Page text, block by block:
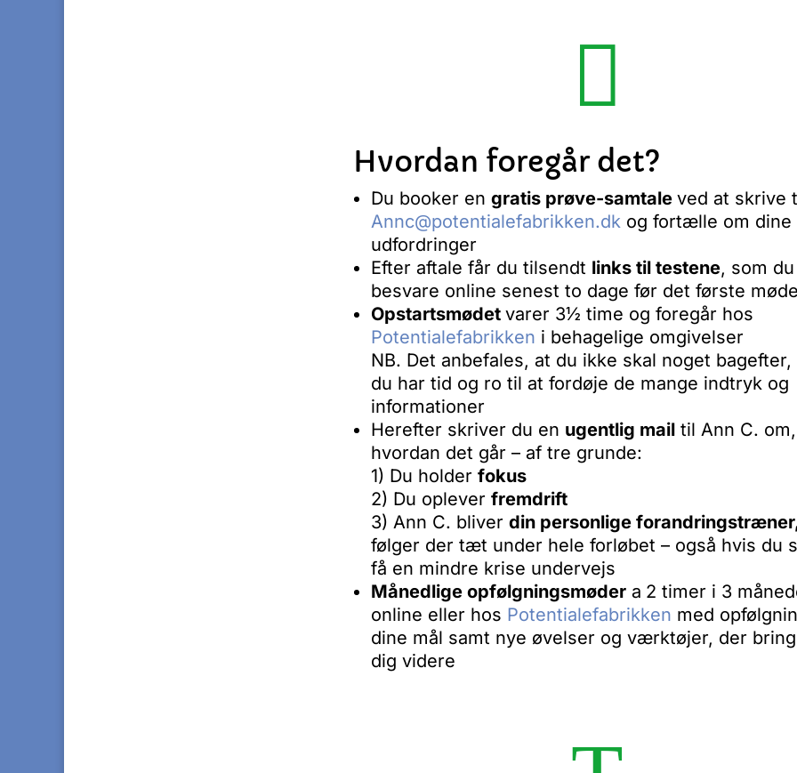

Hvordan foregår det?
Du booker en gratis prøve-samtale ved at skrive
Annc@potentialefabrikken.dk og fortælle om dine
udfordringer
Efter aftale får du tilsendt links til testene, som
besvare online senest to dage før det første
Opstartsmødet varer 3½ time og foregår hos
Potentialefabrikken i behagelige omgivelser
NB. Det anbefales, at du ikke skal noget bagefter,
du har tid og ro til at fordøje de mange indtryk og
informationer
Herefter skriver du en ugentlig mailtil Ann C. om,
hvordan det går – af tre grunde:
1) Du holder fokus
2) Du oplever fremdrift
3) Ann C. bliver din personlige
følger der tæt under hele forløbet – også hvis du
få en mindre krise undervejs
Månedlige opfølgningsmødera 2 timer i 3
online eller hos Potentialefabrikken med
dine mål samt nye øvelser og værktøjer, der
dig videre